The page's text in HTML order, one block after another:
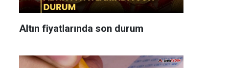
Altın fiyatlarında son durum